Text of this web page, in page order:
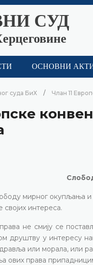
СУД
ОСНОВНИ
суда БиХ Члан 11
мирног окупљања
интереса.
не смију се
друштву у интересу
или морала, или
ових права